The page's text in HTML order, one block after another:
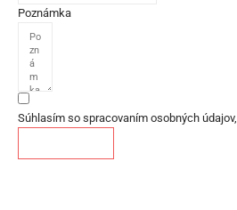
Poznámka
Súhlasím so spracovaním osobných údajov,